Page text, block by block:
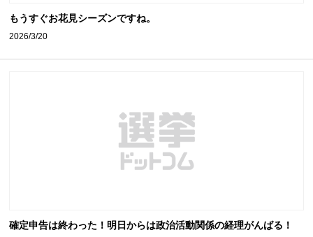
もうすぐお花見シーズンですね。
2026/3/20
確定申告は終わった！明日からは政治活動関係の経理がんばる！